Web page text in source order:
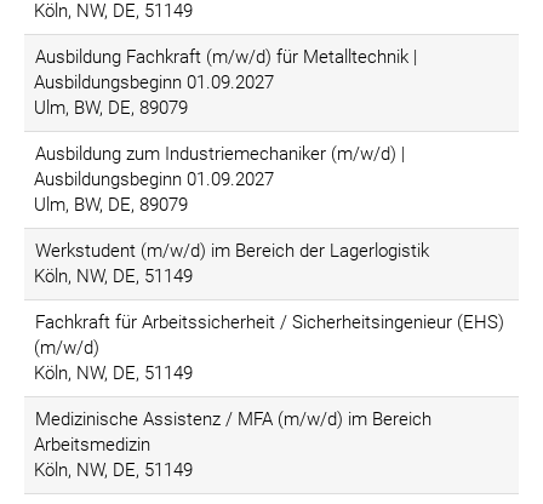
Köln, NW, DE, 51149
Ausbildung Fachkraft (m/w/d) für Metalltechnik |
Ausbildungsbeginn 01.09.2027
Ulm, BW, DE, 89079
Ausbildung zum Industriemechaniker (m/w/d) |
Ausbildungsbeginn 01.09.2027
Ulm, BW, DE, 89079
Werkstudent (m/w/d) im Bereich der Lagerlogistik
Köln, NW, DE, 51149
Fachkraft für Arbeitssicherheit / Sicherheitsingenieur (EHS)
(m/w/d)
Köln, NW, DE, 51149
Medizinische Assistenz / MFA (m/w/d) im Bereich
Arbeitsmedizin
Köln, NW, DE, 51149